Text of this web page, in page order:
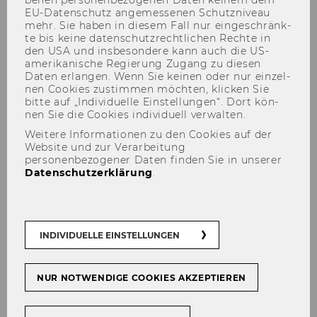
Workshops im Rahmen der
Prüfung „Finanzielle Planung
und Steuerung des
Im Rah­men der Prü­fung des So­zi­al­fonds durch
den Landes-​Rechnungshof Vor­arl­berg wurde
das Kom­pe­tenz­zen­trum für Non­pro­fit Or­ga­ni­
EU-​Datenschutz an­ge­mes­se­nen Schutz­ni­veau
mehr. Sie haben in die­sem Fall nur ein­ge­schränk­
te bis keine da­ten­schutz­recht­li­chen Rech­te in
den USA und ins­be­son­de­re kann auch die US-​
amerikanische Re­gie­rung Zu­gang zu die­sen
Daten er­lan­gen. Wenn Sie kei­nen oder nur ein­zel­
nen Coo­kies zu­stim­men möch­ten, kli­cken Sie
bitte auf „In­di­vi­du­el­le Ein­stel­lun­gen“. Dort kön­
nen Sie die Coo­kies in­di­vi­du­ell ver­wal­ten.
Weitere Informationen zu den Cookies auf der
Website und zur Verarbeitung
personenbezogener Daten finden Sie in unserer
Datenschutzerklärung
INDIVIDUELLE EINSTELLUNGEN
NUR NOTWENDIGE COOKIES AKZEPTIEREN